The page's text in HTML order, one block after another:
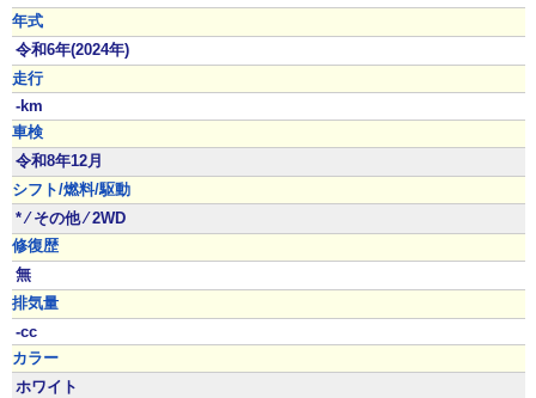
年式
令和6年(2024年)
走行
-km
車検
令和8年12月
シフト/燃料/駆動
* ⁄ その他 ⁄ 2WD
修復歴
無
排気量
-cc
カラー
ホワイト